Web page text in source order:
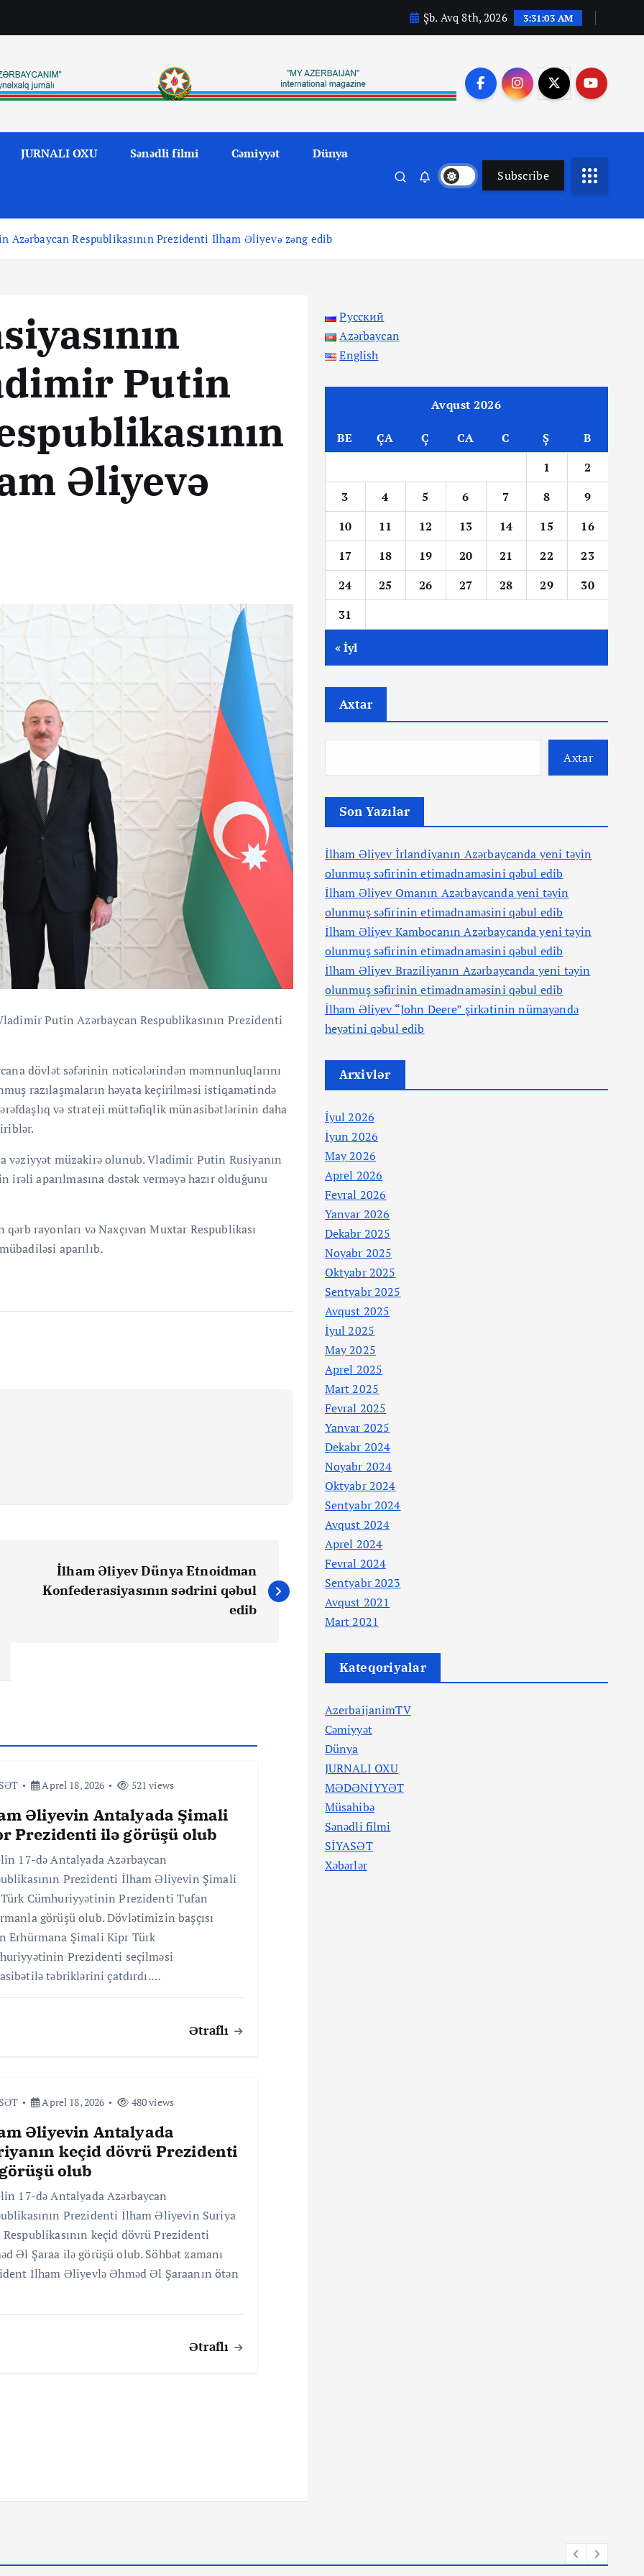
Şb. Avq 8th, 2026 3:31:04 AM
JURNALI OXU Sənədli filmi Cəmiyyət Dünya
Subscribe
Azərbaycan Respublikasının Prezidenti İlham Əliyevə zəng edib
Putin
Əliyevə
Putin Azərbaycan Respublikasının Prezidenti
dövlət səfərinin nəticələrindən məmnunluqlarını
razılaşmaların həyata keçirilməsi istiqamətində
və strateji müttəfiqlik münasibətlərinin daha
vəziyyət müzakirə olunub. Vladimir Putin Rusiyanın
aparılmasına dəstək verməyə hazır olduğunu
qərb rayonları və Naxçıvan Muxtar Respublikası
aparılıb.
İlham Əliyev Dünya Etnoidman
Konfederasiyasının sədrini qəbul
edib
Aprel 18, 2026 521 views
Əliyevin Antalyada Şimali
Prezidenti ilə görüşü olub
17-də Antalyada Azərbaycan
Prezidenti İlham Əliyevin Şimali
Cümhuriyyətinin Prezidenti Tufan
görüşü olub. Dövlətimizin başçısı
Erhürmana Şimali Kipr Türk
Prezidenti seçilməsi
təbriklərini çatdırdı.…
Ətraflı
Aprel 18, 2026 480 views
Əliyevin Antalyada
keçid dövrü Prezidenti
olub
17-də Antalyada Azərbaycan
Prezidenti İlham Əliyevin Suriya
keçid dövrü Prezidenti
Əl Şaraa ilə görüşü olub. Söhbət zamanı
İlham Əliyevlə Əhməd Əl Şaraanın ötən
Ətraflı
Русский
Azərbaycan
English
Avqust 2026
BE ÇA Ç CA C Ş
B
1
2
3
4 5 6 7 8
9
10
11 12 13 14 15
16
17
18 19 20 21 22
23
24
25 26 27 28 29
30
31
« İyl
Axtar
Axtar
Son Yazılar
İlham Əliyev İrlandiyanın Azərbaycanda yeni təyin
olunmuş səfirinin etimadnaməsini qəbul edib
İlham Əliyev Omanın Azərbaycanda yeni təyin
olunmuş səfirinin etimadnaməsini qəbul edib
İlham Əliyev Kambocanın Azərbaycanda yeni təyin
olunmuş səfirinin etimadnaməsini qəbul edib
İlham Əliyev Braziliyanın Azərbaycanda yeni təyin
olunmuş səfirinin etimadnaməsini qəbul edib
İlham Əliyev “John Deere” şirkətinin nümayəndə
heyətini qəbul edib
Arxivlər
İyul 2026
İyun 2026
May 2026
Aprel 2026
Fevral 2026
Yanvar 2026
Dekabr 2025
Noyabr 2025
Oktyabr 2025
Sentyabr 2025
Avqust 2025
İyul 2025
May 2025
Aprel 2025
Mart 2025
Fevral 2025
Yanvar 2025
Dekabr 2024
Noyabr 2024
Oktyabr 2024
Sentyabr 2024
Avqust 2024
Aprel 2024
Fevral 2024
Sentyabr 2023
Avqust 2021
Mart 2021
Kateqoriyalar
AzerbaijanimTV
Cəmiyyət
Dünya
JURNALI OXU
MƏDƏNİYYƏT
Müsahibə
Sənədli filmi
SİYASƏT
Xəbərlər